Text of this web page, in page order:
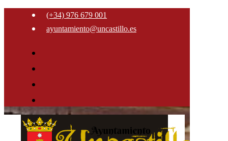
(+34) 976 679 001
ayuntamiento@uncastillo.es